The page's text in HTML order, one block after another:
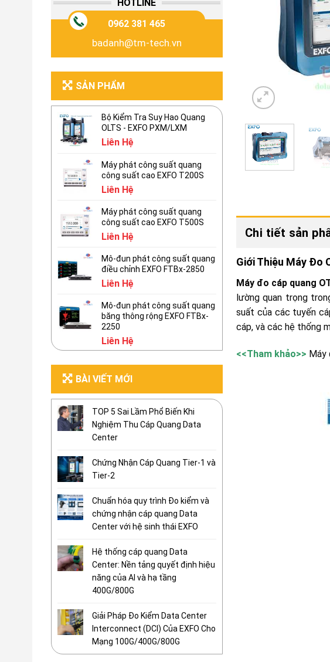
Chi tiết sản
Giới Thiệu Máy Đo
Máy đo cáp quang
lường quan trọng
suất của các tuyến
cáp, và các hệ thống
<<Tham khảo>> Máy
HOTLINE
0962 381 465
badanh@tm-tech.vn
SẢN PHẨM
Bộ Kiểm Tra Suy Hao Quang
OLTS - EXFO PXM/LXM
Liên Hệ
Máy phát công suất quang
công suất cao EXFO T200S
Liên Hệ
Máy phát công suất quang
công suất cao EXFO T500S
Liên Hệ
Mô-đun phát công suất quang
điều chỉnh EXFO FTBx-2850
Liên Hệ
Mô-đun phát công suất quang
băng thông rộng EXFO FTBx-
2250
Liên Hệ
BÀI VIẾT MỚI
TOP 5 Sai Lầm Phổ Biến Khi
Nghiệm Thu Cáp Quang Data
Center
Chứng Nhận Cáp Quang Tier-1 và
Tier-2
Chuẩn hóa quy trình Đo kiểm và
chứng nhận cáp quang Data
Center với hệ sinh thái EXFO
Hệ thống cáp quang Data
Center: Nền tảng quyết định hiệu
năng của AI và hạ tầng
400G/800G
Giải Pháp Đo Kiểm Data Center
Interconnect (DCI) Của EXFO Cho
Mạng 100G/400G/800G